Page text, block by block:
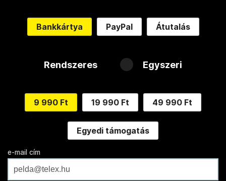
Bankkártya PayPal Átutalás
Rendszeres Egyszeri
9 990 Ft 19 990 Ft 49 990 Ft
Egyedi támogatás
e-mail cím